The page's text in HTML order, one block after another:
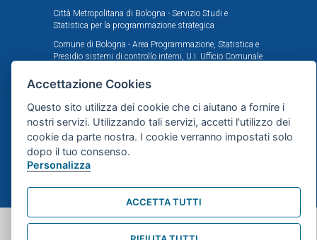
Città Metropolitana di Bologna - Servizio Studi e
Statistica per la programmazione strategica
Comune di Bologna - Area Programmazione, Statistica e
Presidio sistemi di controllo interni, U.I. Ufficio Comunale
Il portale statistico metropolitano è stato realizzato
Metropolitana e Comune di Bologna in tema di statistica
e ricerche demografiche, sociali ed economiche.
Mappa del sito
Accettazione Cookies
Questo sito utilizza dei cookie che ci aiutano a fornire i
nostri servizi. Utilizzando tali servizi, accetti l'utilizzo dei
cookie da parte nostra. I cookie verranno impostati solo
dopo il tuo consenso.
Personalizza
ACCETTA TUTTI